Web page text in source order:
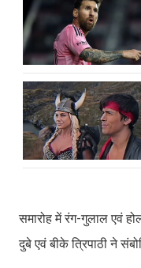
समारोह में रंग-गुलाल एवं
दुबे एवं बीके त्रिपाठी ने